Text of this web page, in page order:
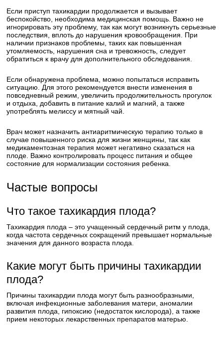
Если приступ тахикардии продолжается и вызывает
беспокойство, необходима медицинская помощь. Важно не
игнорировать эту проблему, так как могут возникнуть серьезные
последствия, вплоть до нарушения кровообращения. При
наличии признаков проблемы, таких как повышенная
утомляемость, нарушения сна и тревожность, следует
обратиться к врачу для дополнительного обследования.
Если обнаружена проблема, можно попытаться исправить
ситуацию. Для этого рекомендуется внести изменения в
повседневный режим, увеличить продолжительность прогулок
и отдыха, добавить в питание калий и магний, а также
употреблять мелиссу и мятный чай.
Врач может назначить антиаритмическую терапию только в
случае повышенного риска для жизни женщины, так как
медикаментозная терапия может негативно сказаться на
плоде. Важно контролировать процесс питания и общее
состояние для нормализации состояния ребенка.
Частые вопросы
Что такое тахикардия плода?
Тахикардия плода – это учащенный сердечный ритм у плода,
когда частота сердечных сокращений превышает нормальные
значения для данного возраста плода.
Какие могут быть причины тахикардии
плода?
Причины тахикардии плода могут быть разнообразными,
включая инфекционные заболевания матери, аномалии
развития плода, гипоксию (недостаток кислорода), а также
прием некоторых лекарственных препаратов матерью.